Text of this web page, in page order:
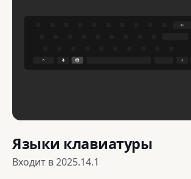
Языки клавиатуры
Входит в2025.14.1